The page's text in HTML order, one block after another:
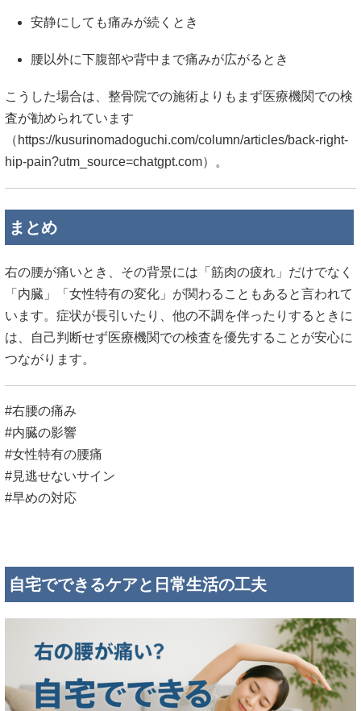
安静にしても痛みが続くとき
腰以外に下腹部や背中まで痛みが広がるとき
こうした場合は、整骨院での施術よりもまず医療機関での検
査が勧められています
（ https://kusurinomadoguchi.com/column/articles/back-right-
hip-pain?utm_source=chatgpt.com）。
まとめ
右の腰が痛いとき、その背景には「筋肉の疲れ」だけでなく
「内臓」「女性特有の変化」が関わることもあると言われて
います。症状が長引いたり、他の不調を伴ったりするときに
は、自己判断せず医療機関での検査を優先することが安心に
つながります。
#右腰の痛み
#内臓の影響
#女性特有の腰痛
#見逃せないサイン
#早めの対応
自宅でできるケアと日常生活の工夫